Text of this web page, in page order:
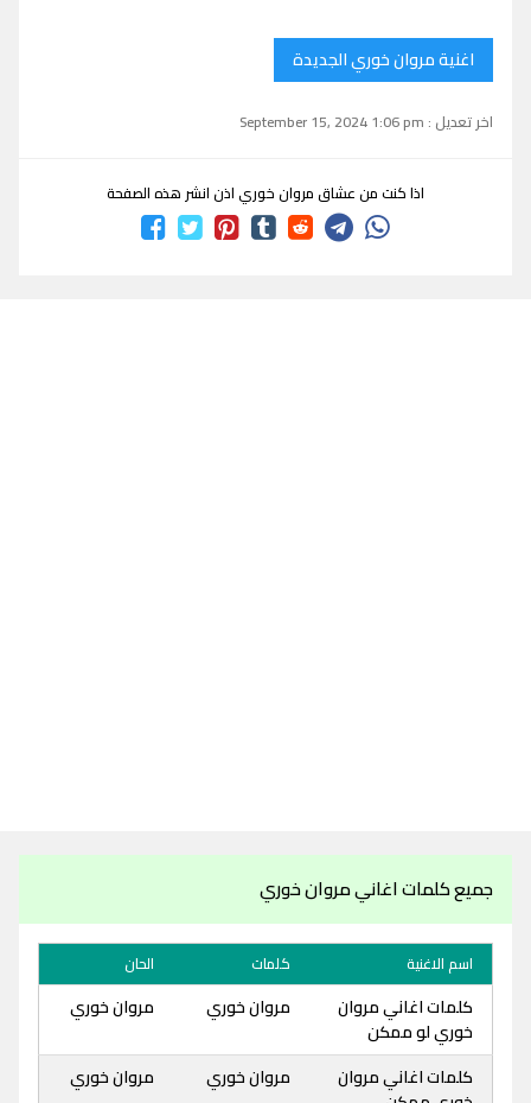
اغنية مروان خوري الجديدة
اخر تعديل : September 15, 2024 1:06 pm
اذا كنت من عشاق مروان خوري اذن انشر هذه الصفحة
جميع كلمات اغاني مروان خوري
اسم الاغنية كلمات الحان
كلمات اغاني مروان
خوري لو ممكن
مروان خوري مروان خوري
كلمات اغاني مروان
مروان خوري مروان خوري